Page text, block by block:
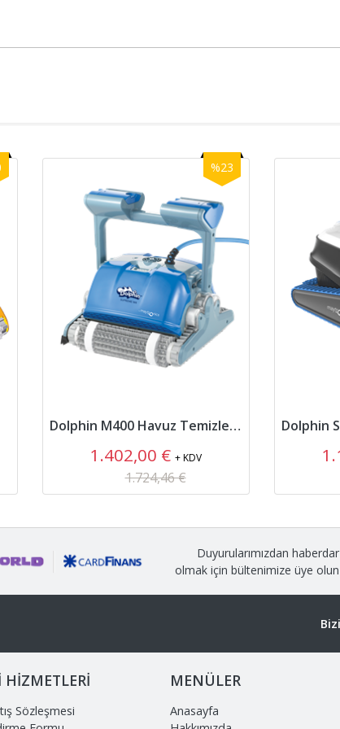
%23
Dolphin M400 Havuz Temizleme Robotu
1.402,00 € + KDV
1.724,46 €
Duyurularımızdan haberdar
olmak için bültenimize üye olun
HİZMETLERİ
Sözleşmesi
MENÜLER
Anasayfa